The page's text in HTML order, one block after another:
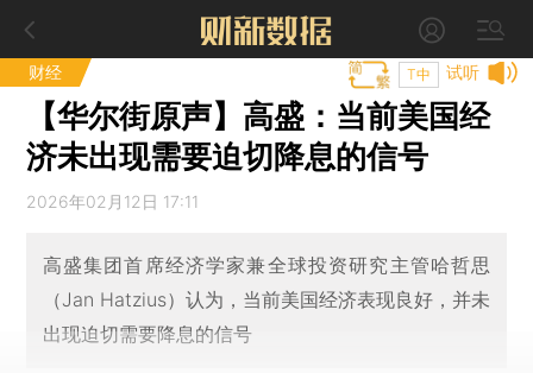
财经 试听
T中
【华尔街原声】高盛：当前美国经
济未出现需要迫切降息的信号
2026年02月12日 17:11
高盛集团首席经济学家兼全球投资研究主管哈哲思
（Jan Hatzius）认为，当前美国经济表现良好，并未
出现迫切需要降息的信号